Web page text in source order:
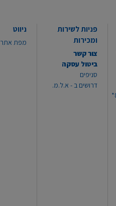
פניות לשירות
ומכירות
צור קשר
ביטול עסקה
סניפים
דרושים ב - א.ל.מ.
ניווט
מפת אתר